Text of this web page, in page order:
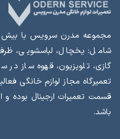
شامل: یخچال، لباسشویی،
گازی، تلویزیون، قهوه ساز در
تعمیرگاه مجاز لوازم خانگی
قسمت تعمیرات ارجینال بوده
باشد.